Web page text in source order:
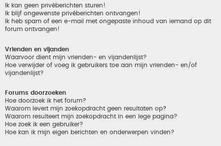
Ik kan geen privéberichten sturen!
Ik blijf ongewenste privéberichten ontvangen!
Ik heb spam of een e-mail met ongepaste inhoud van iemand op dit
forum ontvangen!
Vrienden en vijanden
Waarvoor dient mijn vrienden- en vijandenlijst?
Hoe verwijder of voeg ik gebruikers toe aan mijn vrienden- en/of
vijandenlijst?
Forums doorzoeken
Hoe doorzoek ik het forum?
Waarom levert mijn zoekopdracht geen resultaten op?
Waarom resulteert mijn zoekopdracht in een lege pagina?
Hoe zoek ik een gebruiker?
Hoe kan ik mijn eigen berichten en onderwerpen vinden?